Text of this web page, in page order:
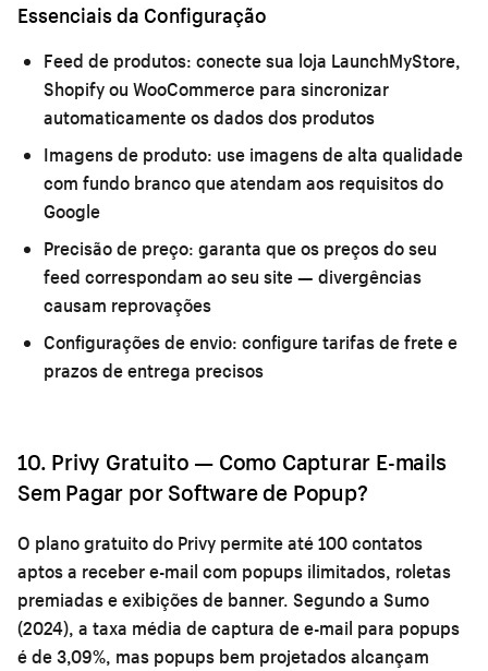
Essenciais da Configuração
Feed de produtos: conecte sua loja LaunchMyStore,
Shopify ou WooCommerce para sincronizar
automaticamente os dados dos produtos
Imagens de produto: use imagens de alta qualidade
com fundo branco que atendam aos requisitos do
Google
Precisão de preço: garanta que os preços do seu
feed correspondam ao seu site — divergências
causam reprovações
Configurações de envio: configure tarifas de frete e
prazos de entrega precisos
10. Privy Gratuito — Como Capturar E-mails
Sem Pagar por Software de Popup?
O plano gratuito do Privy permite até 100 contatos
aptos a receber e-mail com popups ilimitados, roletas
premiadas e exibições de banner. Segundo a Sumo
(2024), a taxa média de captura de e-mail para popups
é de 3,09%, mas popups bem projetados alcançam